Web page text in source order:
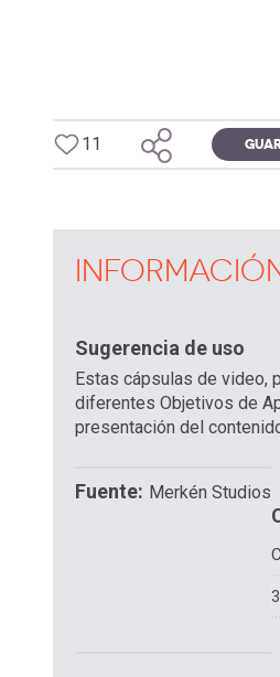
11
Sugerencia de uso
Estas cápsulas de video,
diferentes Objetivos de
presentación del
Fuente Merkén Studios